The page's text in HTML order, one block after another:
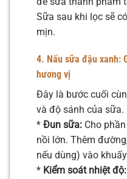
Sữa sau khi lọc sẽ
mịn.
4. Nấu sữa đậu xanh:
hương vị
Đây là bước cuối
và độ sánh của sữa.
* Đun sữa: Cho
nồi lớn. Thêm
nếu dùng) vào
* Kiểm soát nhiệt độ: